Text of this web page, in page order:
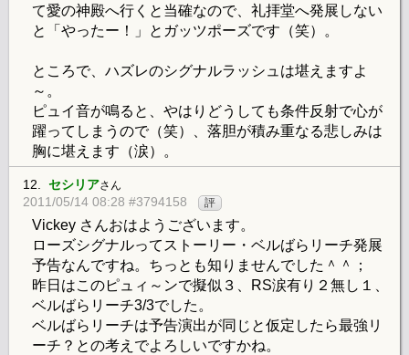
て愛の神殿へ行くと当確なので、礼拝堂へ発展しない
と「やったー！」とガッツポーズです（笑）。
ところで、ハズレのシグナルラッシュは堪えますよ
～。
ピュイ音が鳴ると、やはりどうしても条件反射で心が
躍ってしまうので（笑）、落胆が積み重なる悲しみは
胸に堪えます（涙）。
12. セシリアさん
2011/05/14 08:28 #3794158 評
Vickey さんおはようございます。
ローズシグナルってストーリー・ベルばらリーチ発展
予告なんですね。ちっとも知りませんでした＾＾；
昨日はこのピュィ～ンで擬似３、RS涙有り２無し１、
ベルばらリーチ3/3でした。
ベルばらリーチは予告演出が同じと仮定したら最強リ
ーチ？との考えでよろしいですかね。